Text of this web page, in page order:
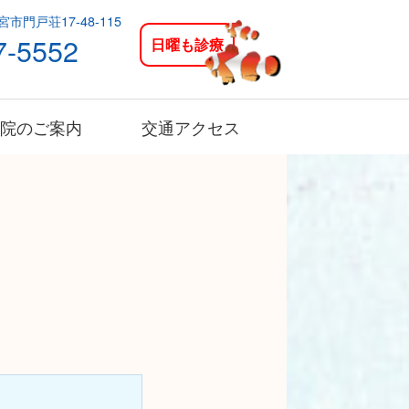
市門戸荘17-48-115
5552 日曜も診療
のご案内 交通アクセス